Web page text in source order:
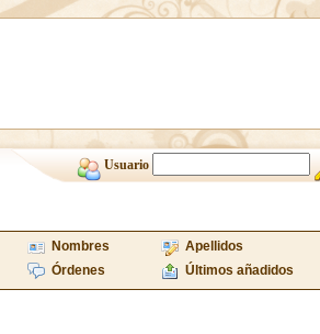
Usuario
Nombres Apellidos
Órdenes Últimos añadidos